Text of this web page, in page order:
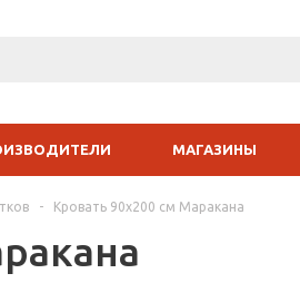
МАГАЗИНЫ
- Кровать 90х200 см Маракана